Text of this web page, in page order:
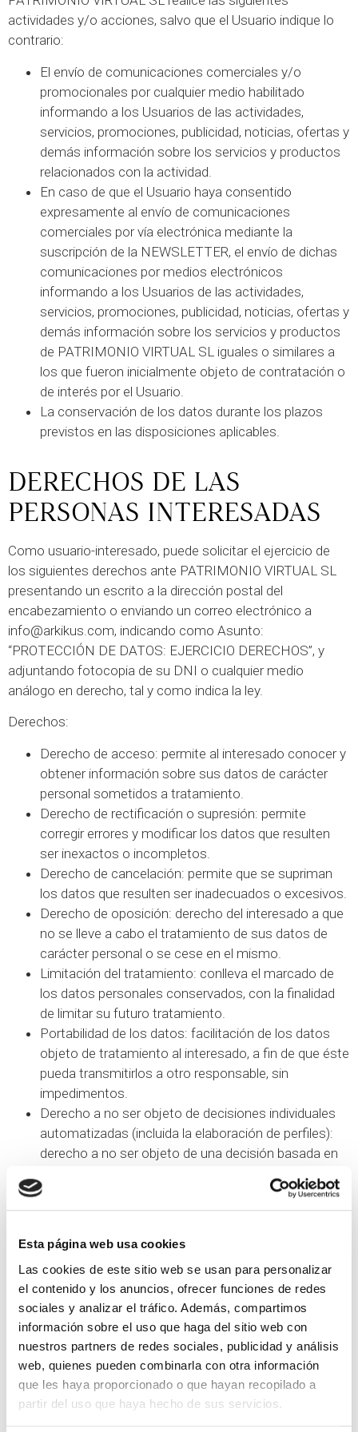
Esta página web usa cookies
Las cookies de este sitio web se usan para personalizar
el contenido y los anuncios, ofrecer funciones de redes
sociales y analizar el tráfico. Además, compartimos
información sobre el uso que haga del sitio web con
nuestros partners de redes sociales, publicidad y análisis
web, quienes pueden combinarla con otra información
que les haya proporcionado o que hayan recopilado a
partir del uso que haya hecho de sus servicios.
actividades y/o acciones, salvo que el Usuario indique lo
contrario:
El envío de comunicaciones comerciales y/o
promocionales por cualquier medio habilitado
informando a los Usuarios de las actividades,
servicios, promociones, publicidad, noticias, ofertas y
demás información sobre los servicios y productos
relacionados con la actividad.
En caso de que el Usuario haya consentido
expresamente al envío de comunicaciones
comerciales por vía electrónica mediante la
suscripción de la NEWSLETTER, el envío de dichas
comunicaciones por medios electrónicos
informando a los Usuarios de las actividades,
servicios, promociones, publicidad, noticias, ofertas y
demás información sobre los servicios y productos
de PATRIMONIO VIRTUAL SL iguales o similares a
los que fueron inicialmente objeto de contratación o
de interés por el Usuario.
La conservación de los datos durante los plazos
previstos en las disposiciones aplicables.
DERECHOS DE LAS
PERSONAS INTERESADAS
Como usuario-interesado, puede solicitar el ejercicio de
los siguientes derechos ante PATRIMONIO VIRTUAL SL
presentando un escrito a la dirección postal del
encabezamiento o enviando un correo electrónico a
info@arkikus.com, indicando como Asunto:
“PROTECCIÓN DE DATOS: EJERCICIO DERECHOS”, y
adjuntando fotocopia de su DNI o cualquier medio
análogo en derecho, tal y como indica la ley.
Derechos:
Derecho de acceso: permite al interesado conocer y
obtener información sobre sus datos de carácter
personal sometidos a tratamiento.
Derecho de rectificación o supresión: permite
corregir errores y modificar los datos que resulten
ser inexactos o incompletos.
Derecho de cancelación: permite que se supriman
los datos que resulten ser inadecuados o excesivos.
Derecho de oposición: derecho del interesado a que
no se lleve a cabo el tratamiento de sus datos de
carácter personal o se cese en el mismo.
Limitación del tratamiento: conlleva el marcado de
los datos personales conservados, con la finalidad
de limitar su futuro tratamiento.
Portabilidad de los datos: facilitación de los datos
objeto de tratamiento al interesado, a fin de que éste
pueda transmitirlos a otro responsable, sin
impedimentos.
Derecho a no ser objeto de decisiones individuales
automatizadas (incluida la elaboración de perfiles):
derecho a no ser objeto de una decisión basada en
o afecte significativamente.
Como usuario, tiene derecho a retirar el consentimiento
consentimiento no afectará a la licitud del tratamiento
efectuado antes de la retirada del consentimiento.
También tiene derecho a presentar una reclamación ante
la autoridad de control si considera que pueden haberse
visto vulnerados sus derechos con relación a la
protección de sus datos (agpd.es).
CONSERVACIÓN DE SUS